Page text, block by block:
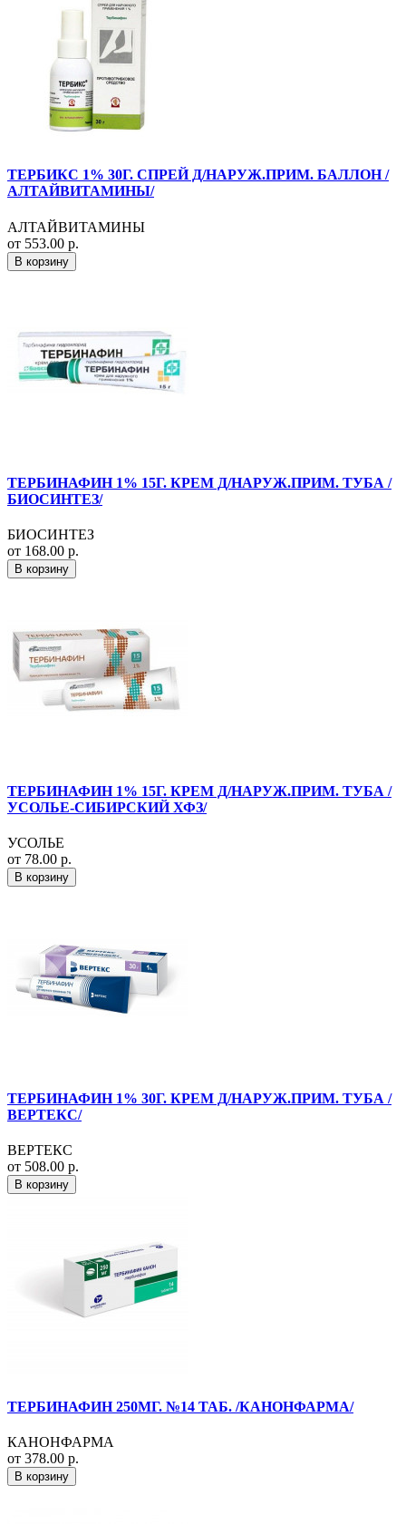
ТЕРБИКС 1% 30Г. СПРЕЙ Д/НАРУЖ.ПРИМ. БАЛЛОН /
АЛТАЙВИТАМИНЫ/
АЛТАЙВИТАМИНЫ
от 553.00 р.
В корзину
ТЕРБИНАФИН 1% 15Г. КРЕМ Д/НАРУЖ.ПРИМ. ТУБА /
БИОСИНТЕЗ/
БИОСИНТЕЗ
от 168.00 р.
В корзину
ТЕРБИНАФИН 1% 15Г. КРЕМ Д/НАРУЖ.ПРИМ. ТУБА /
УСОЛЬЕ-СИБИРСКИЙ ХФЗ/
УСОЛЬЕ
от 78.00 р.
В корзину
ТЕРБИНАФИН 1% 30Г. КРЕМ Д/НАРУЖ.ПРИМ. ТУБА /
ВЕРТЕКС/
ВЕРТЕКС
от 508.00 р.
В корзину
ТЕРБИНАФИН 250МГ. №14 ТАБ. /КАНОНФАРМА/
КАНОНФАРМА
от 378.00 р.
В корзину